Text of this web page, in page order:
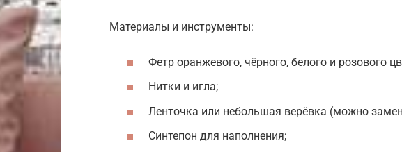
Материалы и инструменты:
Фетр оранжевого, чёрного, белого и розового
Нитки и игла;
Ленточка или небольшая верёвка (можно
Синтепон для наполнения;